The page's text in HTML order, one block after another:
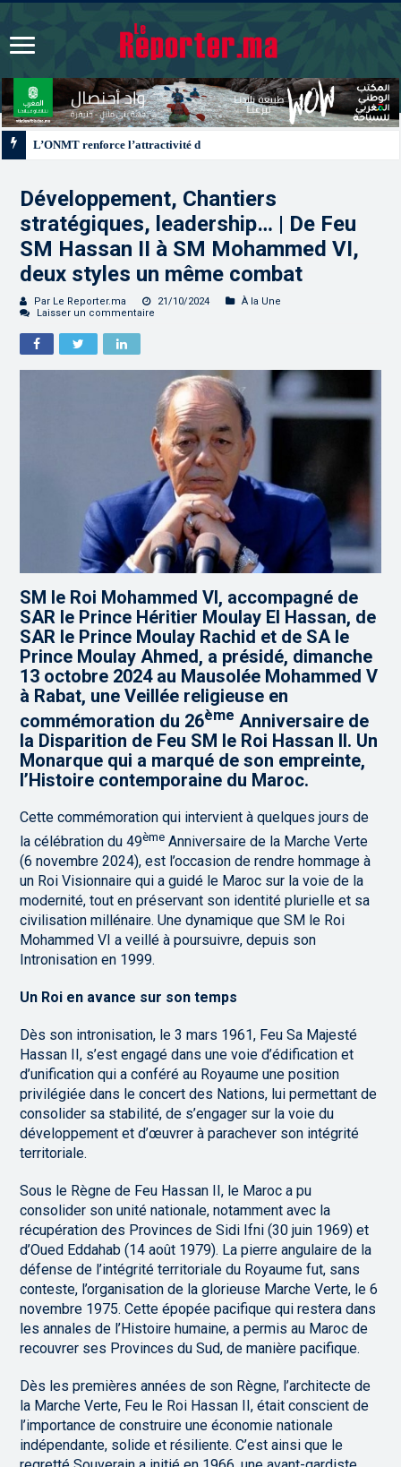
Développement, Chantiers
stratégiques, leadership… | De Feu
SM Hassan II à SM Mohammed VI,
deux styles un même combat
Par Le Reporter.ma 21/10/2024
À la Une
Laisser un commentaire
SM le Roi Mohammed VI, accompagné de
SAR le Prince Héritier Moulay El Hassan, de
SAR le Prince Moulay Rachid et de SA le
Prince Moulay Ahmed, a présidé, dimanche
13 octobre 2024 au Mausolée Mohammed V
à Rabat, une Veillée religieuse en
commémoration du 26ème Anniversaire de
la Disparition de Feu SM le Roi Hassan II. Un
Monarque qui a marqué de son empreinte,
l’Histoire contemporaine du Maroc.
Cette commémoration qui intervient à quelques jours de
la célébration du 49ème Anniversaire de la Marche Verte
(6 novembre 2024), est l’occasion de rendre hommage à
un Roi Visionnaire qui a guidé le Maroc sur la voie de la
modernité, tout en préservant son identité plurielle et sa
civilisation millénaire. Une dynamique que SM le Roi
Mohammed VI a veillé à poursuivre, depuis son
Intronisation en 1999.
Un Roi en avance sur son temps
Dès son intronisation, le 3 mars 1961, Feu Sa Majesté
Hassan II, s’est engagé dans une voie d’édification et
d’unification qui a conféré au Royaume une position
privilégiée dans le concert des Nations, lui permettant de
consolider sa stabilité, de s’engager sur la voie du
développement et d’œuvrer à parachever son intégrité
territoriale.
Sous le Règne de Feu Hassan II, le Maroc a pu
consolider son unité nationale, notamment avec la
récupération des Provinces de Sidi Ifni (30 juin 1969) et
d’Oued Eddahab (14 août 1979). La pierre angulaire de la
défense de l’intégrité territoriale du Royaume fut, sans
conteste, l’organisation de la glorieuse Marche Verte, le 6
novembre 1975. Cette épopée pacifique qui restera dans
les annales de l’Histoire humaine, a permis au Maroc de
recouvrer ses Provinces du Sud, de manière pacifique.
Dès les premières années de son Règne, l’architecte de
la Marche Verte, Feu le Roi Hassan II, était conscient de
l’importance de construire une économie nationale
indépendante, solide et résiliente. C’est ainsi que le